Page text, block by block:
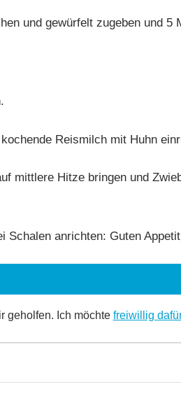
und gewürfelt zugeben und 5
Reismilch mit Huhn
mittlere Hitze bringen und
Schalen anrichten: Guten
geholfen. Ich möchte freiwillig